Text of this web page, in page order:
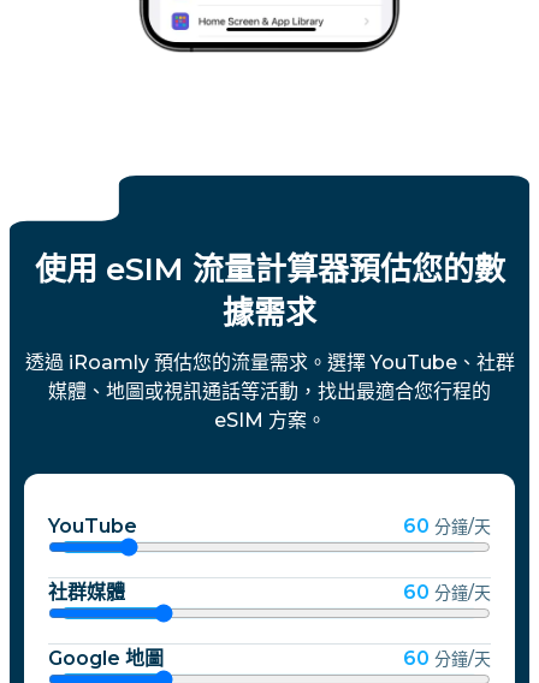
使用 eSIM 流量計算器預估您的數
據需求
透過 iRoamly 預估您的流量需求。選擇 YouTube、社群
媒體、地圖或視訊通話等活動，找出最適合您行程的
eSIM 方案。
YouTube 60 分鐘/天
社群媒體 60 分鐘/天
Google 地圖 60 分鐘/天